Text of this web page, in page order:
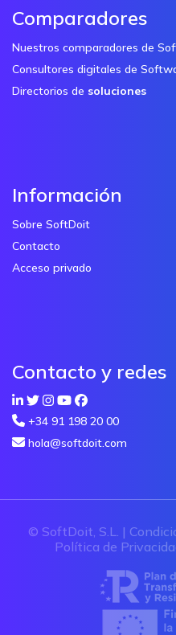
Comparadores
Nuestros comparadores de
Consultores digitales de
Directorios de soluciones
Información
Sobre SoftDoit
Contacto
Acceso privado
Contacto y redes
+34 91 198 20 00
hola@softdoit.com
© SoftDoit, S.L. |
Política de